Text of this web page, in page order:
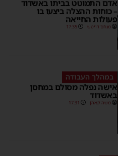
אדם התמוטט בביתו באשדוד
– כוחות ההצלה ביצעו בו
פעולות החייאה
מנחם דויטש 17:35
במהלך העבודה
אישה נפלה מסולם במחסן
באשדוד
משה קאהן 17:31